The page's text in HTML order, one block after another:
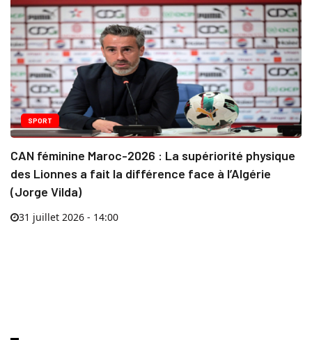
SPORT
CAN féminine Maroc-2026 : La supériorité physique
des Lionnes a fait la différence face à l’Algérie
(Jorge Vilda)
31 juillet 2026 - 14:00